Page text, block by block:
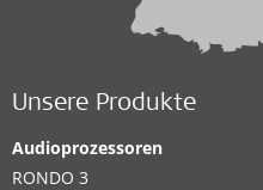
Unsere Produkte
Audioprozessoren
RONDO 3